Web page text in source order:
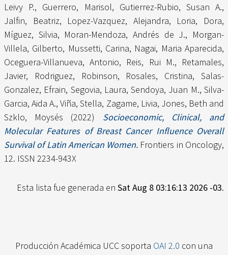
Leivy P., Guerrero, Marisol, Gutierrez-Rubio, Susan A.,
Jalfin, Beatriz, Lopez-Vazquez, Alejandra, Loria, Dora,
Míguez, Silvia, Moran-Mendoza, Andrés de J., Morgan-
Villela, Gilberto, Mussetti, Carina, Nagai, Maria Aparecida,
Oceguera-Villanueva, Antonio, Reis, Rui M., Retamales,
Javier, Rodriguez, Robinson, Rosales, Cristina,Salas-
Gonzalez, Efrain, Segovia, Laura,Sendoya, Juan M.,Silva-
Garcia, Aida A.,Viña, Stella, Zagame, Livia, Jones, Beth and
Szklo, Moysés (2022) Socioeconomic, Clinical, and
Molecular Features of Breast Cancer Influence Overall
Survival of Latin American Women. Frontiers in Oncology,
12. ISSN 2234-943X
Esta lista fue generada en Sat Aug 8 03:16:13 2026 -03.
Producción Académica UCC soporta OAI 2.0 con una